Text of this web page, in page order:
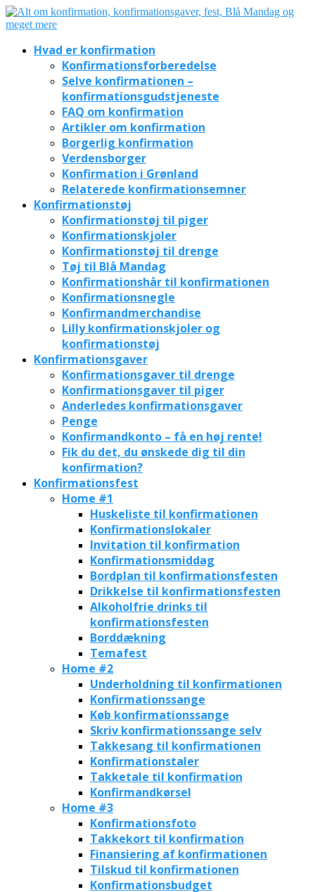
Hvad er konfirmation
Konfirmationsforberedelse
Selve konfirmationen –
konfirmationsgudstjeneste
FAQ om konfirmation
Artikler om konfirmation
Borgerlig konfirmation
Verdensborger
Konfirmation i Grønland
Relaterede konfirmationsemner
Konfirmationstøj
Konfirmationstøj til piger
Konfirmationskjoler
Konfirmationstøj til drenge
Tøj til Blå Mandag
Konfirmationshår til konfirmationen
Konfirmationsnegle
Konfirmandmerchandise
Lilly konfirmationskjoler og
konfirmationstøj
Konfirmationsgaver
Konfirmationsgaver til drenge
Konfirmationsgaver til piger
Anderledes konfirmationsgaver
Penge
Konfirmandkonto – få en høj rente!
Fik du det, du ønskede dig til din
konfirmation?
Konfirmationsfest
Home #1
Huskeliste til konfirmationen
Konfirmationslokaler
Invitation til konfirmation
Konfirmationsmiddag
Bordplan til konfirmationsfesten
Drikkelse til konfirmationsfesten
Alkoholfrie drinks til
konfirmationsfesten
Borddækning
Temafest
Home #2
Underholdning til konfirmationen
Konfirmationssange
Køb konfirmationssange
Skriv konfirmationssange selv
Takkesang til konfirmationen
Konfirmationstaler
Takketale til konfirmation
Konfirmandkørsel
Home #3
Konfirmationsfoto
Takkekort til konfirmation
Finansiering af konfirmationen
Tilskud til konfirmationen
Konfirmationsbudget